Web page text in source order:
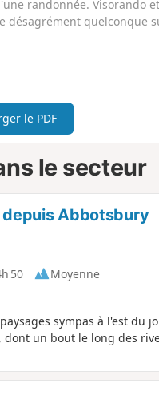
randonnée. Visorando
désagrément quelconque
le PDF
le secteur
depuis Abbotsbury
50
Moyenne
sympas à l'est du
un bout le long des